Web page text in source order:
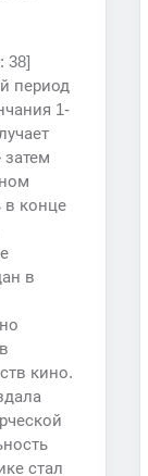
38]
период
1-
в конце
в
кино.
стал